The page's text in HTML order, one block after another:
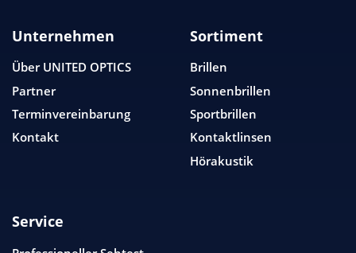
Unternehmen
Über UNITED OPTICS
Partner
Terminvereinbarung
Kontakt
Sortiment
Brillen
Sonnenbrillen
Sportbrillen
Kontaktlinsen
Hörakustik
Service